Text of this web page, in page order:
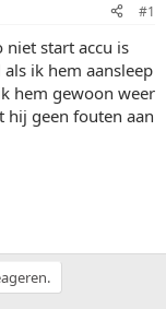
#1
niet start accu is
ik hem aansleep
hem gewoon weer
hij geen fouten aan